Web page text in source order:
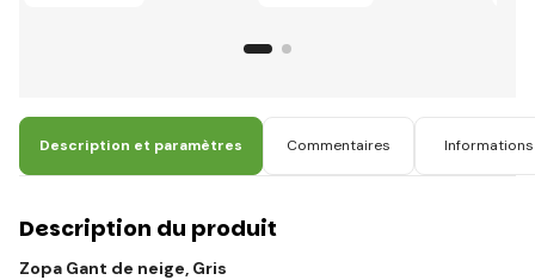
Description et paramètres Commentaires
Description du produit
Zopa Gant de neige, Gris